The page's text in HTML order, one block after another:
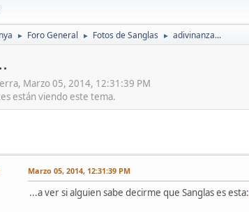
► Foro General ► Fotos de Sanglas ► adivinanza...
Marzo 05, 2014, 12:31:39 PM
están viendo este tema.
Marzo 05, 2014, 12:31:39 PM
...a ver si alguien sabe decirme que Sanglas es esta: